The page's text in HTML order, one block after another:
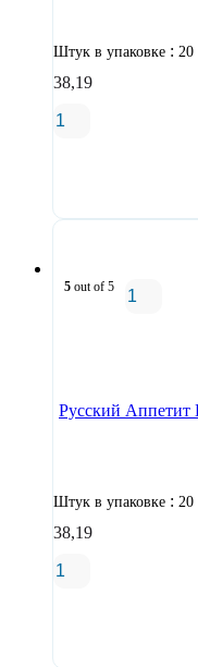
Штук в упаковке : 20
38,19
5 out of 5
Русский Аппетит
Штук в упаковке : 20
38,19